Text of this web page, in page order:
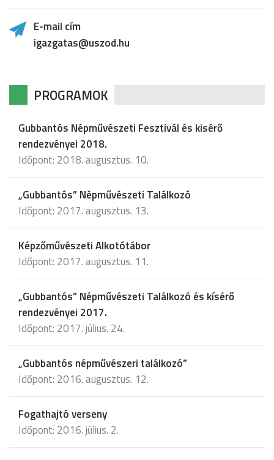
E-mail cím
igazgatas@uszod.hu
PROGRAMOK
Gubbantós Népművészeti Fesztivál és kisérő
rendezvényei 2018.
Időpont: 2018. augusztus. 10.
„Gubbantós” Népművészeti Találkozó
Időpont: 2017. augusztus. 13.
Képzőművészeti Alkotótábor
Időpont: 2017. augusztus. 11.
„Gubbantós” Népművészeti Találkozó és kísérő
rendezvényei 2017.
Időpont: 2017. július. 24.
„Gubbantós népművészeri találkozó”
Időpont: 2016. augusztus. 12.
Fogathajtó verseny
Időpont: 2016. július. 2.